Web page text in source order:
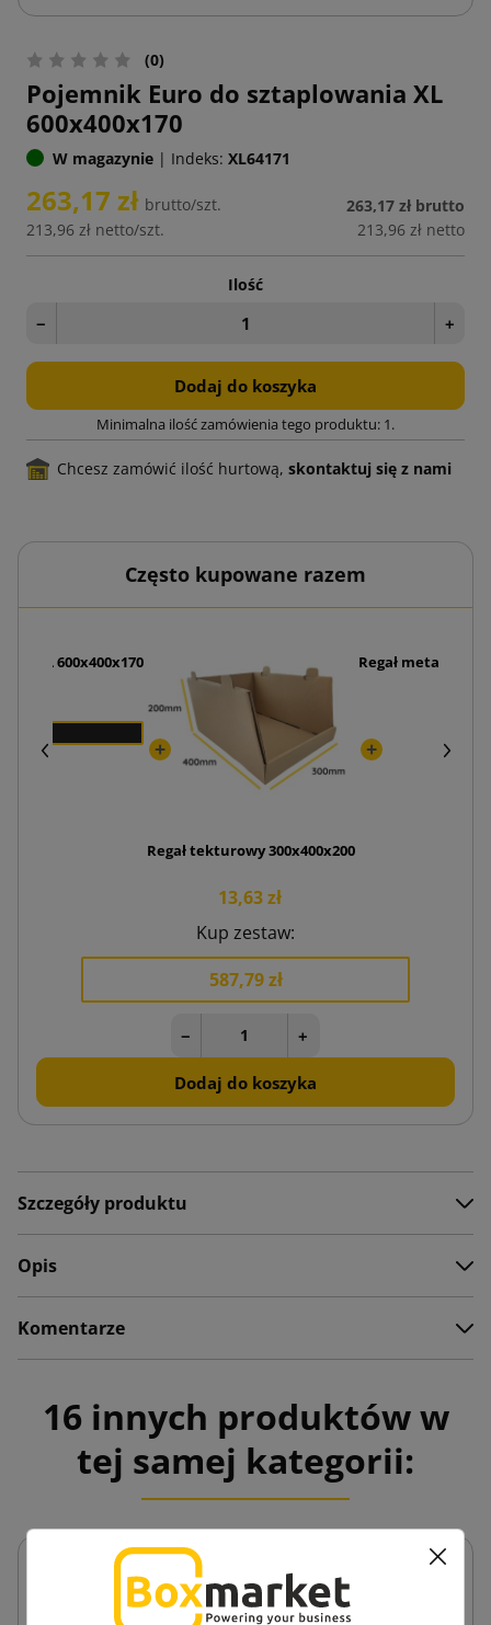
(0)
Pojemnik Euro do sztaplowania XL
600x400x170
W magazynie | Indeks: XL64171
263,17 zł brutto/szt.
213,96 zł netto/szt.
263,17 zł brutto
213,96 zł netto
Ilość
− +
Dodaj do koszyka
Minimalna ilość zamówienia tego produktu: 1.
Chcesz zamówić ilość hurtową, skontaktuj się z nami
Często kupowane razem
XL 600x400x170
Regał tekturowy 300x400x200
13,63 zł
Regał metalowy
Kup zestaw:
587,79 zł
− +
Dodaj do koszyka
Szczegóły produktu
Opis
Komentarze
16 innych produktów w
tej samej kategorii: